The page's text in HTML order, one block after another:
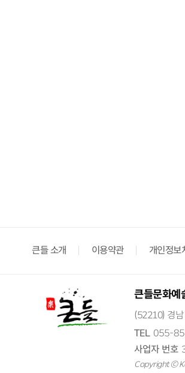
큰들 소개 이용약관 개인정보
큰들문화예
(52210) 경
TEL 055-
사업자 번호
Copyright ⓒ